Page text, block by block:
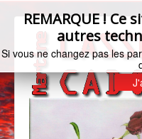
REMARQUE ! Ce
autres
Si vous ne changez pas les